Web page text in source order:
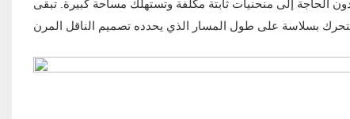
دون الحاجة إلى منحنيات ثابتة مكلفة وتستهلك مساحة كبيرة. تبقى